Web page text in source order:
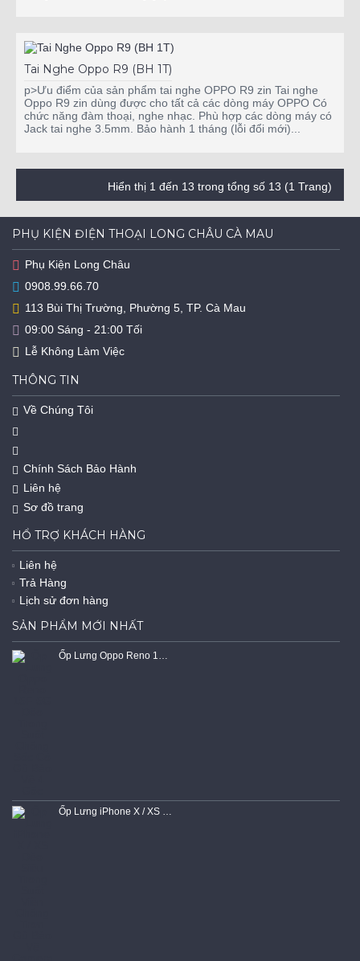
Tai Nghe Oppo R9 (BH 1T)
p>Ưu điểm của sản phẩm tai nghe OPPO R9 zin Tai nghe
Oppo R9 zin dùng được cho tất cả các dòng máy OPPO Có
chức năng đàm thoại, nghe nhạc. Phù hợp các dòng máy có
Jack tai nghe 3.5mm. Bảo hành 1 tháng (lỗi đổi mới)...
Hiển thị 1 đến 13 trong tổng số 13 (1 Trang)
PHỤ KIỆN ĐIỆN THOẠI LONG CHÂU CÀ MAU
Phụ Kiện Long Châu
0908.99.66.70
113 Bùi Thị Trường, Phường 5, TP. Cà Mau
09:00 Sáng - 21:00 Tối
Lễ Không Làm Việc
THÔNG TIN
Về Chúng Tôi
Chính Sách Bảo Hành
Liên hệ
Sơ đồ trang
HỔ TRỢ KHÁCH HÀNG
Liên hệ
Trả Hàng
Lịch sử đơn hàng
SẢN PHẨM MỚI NHẤT